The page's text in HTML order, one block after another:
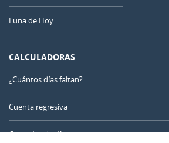
Luna de Hoy
CALCULADORAS
¿Cuántos días faltan?
Cuenta regresiva
Contador de días